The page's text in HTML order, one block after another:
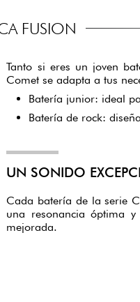
FUSION
Tanto si eres un joven
Comet se adapta a tus
Batería junior: ideal
Batería de rock:
UN SONIDO
Cada batería de la serie
una resonancia óptima
mejorada.